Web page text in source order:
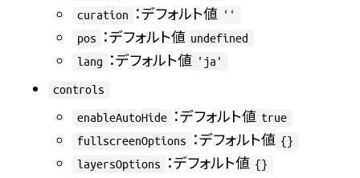
curation
：デフォルト値
''
pos
：デフォルト値 undefined
lang
：デフォルト値 'ja'
controls
enableAutoHide ：デフォルト値 true
fullscreenOptions
：デフォルト値 {}
layersOptions
：デフォルト値 {}